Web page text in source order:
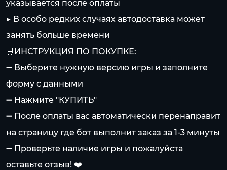
указывается после оплаты
▶️ В особо редких случаях автодоставка может
занять больше времени
🛒ИНСТРУКЦИЯ ПО ПОКУПКЕ:
➖ Выберите нужную версию игры и заполните
форму с данными
➖ Нажмите "КУПИТЬ"
➖ После оплаты вас автоматически перенаправит
на страницу где бот выполнит заказ за 1-3 минуты
➖ Проверьте наличие игры и пожалуйста
оставьте отзыв! ❤️